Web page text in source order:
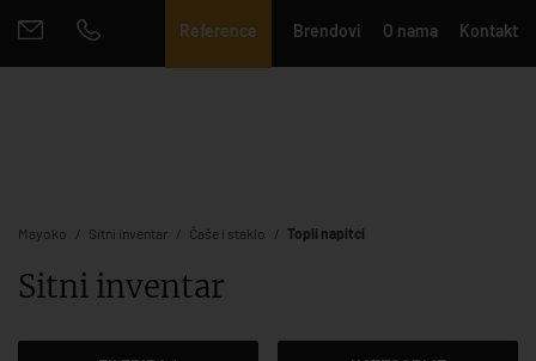
Reference Brendovi O nama Kontakt
Mayoko Sitni inventar Čaše i staklo Topli napitci
Sitni inventar